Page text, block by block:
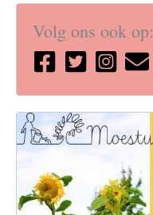
Volg ons ook op: